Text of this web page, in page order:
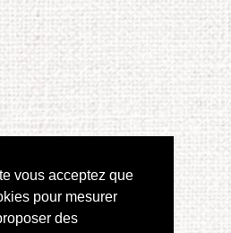
vous acceptez que
pour mesurer
des